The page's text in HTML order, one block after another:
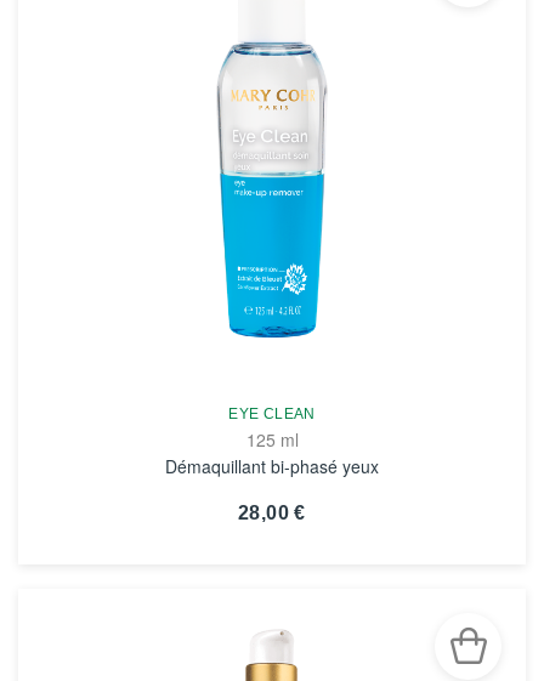
EYE CLEAN
125 ml
Démaquillant bi-phasé yeux
28,00 €